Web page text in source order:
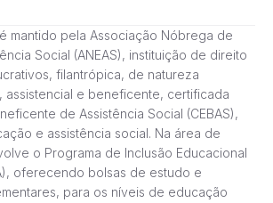
mantido pela Associação Nóbrega de
Social (ANEAS), instituição de direito
filantrópica, de natureza
assistencial e beneficente, certificada
de Assistência Social (CEBAS),
e assistência social. Na área de
o Programa de Inclusão Educacional
oferecendo bolsas de estudo e
para os níveis de educação